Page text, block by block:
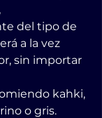
del tipo de
a la vez
sin importar
kahki,
o gris.